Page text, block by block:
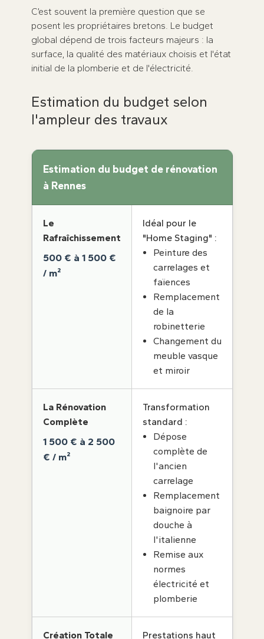
C’est souvent la première question que se
posent les propriétaires bretons. Le budget
global dépend de trois facteurs majeurs : la
surface, la qualité des matériaux choisis et l'état
initial de la plomberie et de l'électricité.
Estimation du budget selon
l'ampleur des travaux
Estimation du budget de rénovation
à Rennes
Le
Rafraîchissement
500 € à 1 500 €
/ m²
Idéal pour le
"Home Staging" :
Peinture des
carrelages et
faïences
Remplacement
de la
robinetterie
Changement du
meuble vasque
et miroir
La Rénovation
Complète
1 500 € à 2 500
€ / m²
Transformation
standard :
Dépose
complète de
l'ancien
carrelage
Remplacement
baignoire par
douche à
l'italienne
Remise aux
normes
électricité et
plomberie
Création Totale Prestations haut